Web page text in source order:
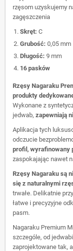
rzęsom uzyskujemy
zagęszczenia
Skręt: C
Grubość: 0,05 mm
Długość: 9 mm
16 pasków
Rzęsy Nagaraku
produkty
Wykonane z
jedwab, zapewniają
Aplikacja tych
odczucie
profil, wyrafinowany
zaspokajając nawet
Rzęsy Nagaraku są
się z naturalnymi
trwałe. Delikatnie
łatwe i precyzyjne
pasm.
Nagaraku Premium
szczególe, od
zaprojektowane tak,